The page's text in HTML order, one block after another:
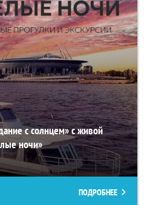
с солнцем» с живой
ночи»
ПОДРОБНЕЕ